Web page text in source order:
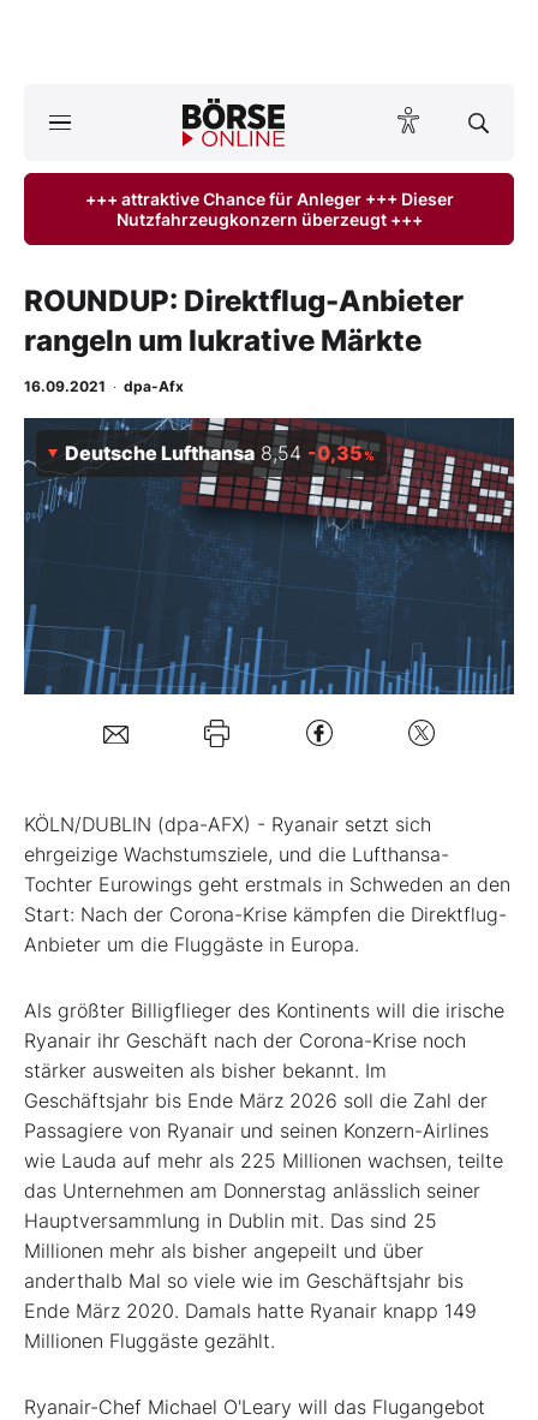
ktuelle Ausgabe BÖRSE ONLINE lesen
Finanz-Check
Abo & Shop
BO-Musterdepots
Mein Konto
Folgen Sie uns
Kontakt
+++ attraktive Chance für Anleger +++ Dieser
Nutzfahrzeugkonzern überzeugt +++
ROUNDUP: Direktflug-Anbieter
rangeln um lukrative Märkte
16.09.2021 · dpa-Afx
Deutsche Lufthansa 8,54 -0,35%
KÖLN/DUBLIN (dpa-AFX) - Ryanair setzt sich
ehrgeizige Wachstumsziele, und die Lufthansa-
Tochter Eurowings geht erstmals in Schweden an den
Start: Nach der Corona-Krise kämpfen die Direktflug-
Anbieter um die Fluggäste in Europa.
Als größter Billigflieger des Kontinents will die irische
Ryanair ihr Geschäft nach der Corona-Krise noch
stärker ausweiten als bisher bekannt. Im
Geschäftsjahr bis Ende März 2026 soll die Zahl der
Passagiere von Ryanair und seinen Konzern-Airlines
wie Lauda auf mehr als 225 Millionen wachsen, teilte
das Unternehmen am Donnerstag anlässlich seiner
Hauptversammlung in Dublin mit. Das sind 25
Millionen mehr als bisher angepeilt und über
anderthalb Mal so viele wie im Geschäftsjahr bis
Ende März 2020. Damals hatte Ryanair knapp 149
Millionen Fluggäste gezählt.
Ryanair-Chef Michael O'Leary will das Flugangebot